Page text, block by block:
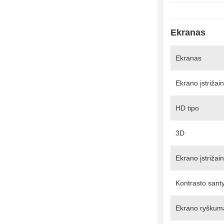
Ekranas
Ekranas
Ekrano
HD tipo
3D
Ekrano
Kontrasto
Ekrano